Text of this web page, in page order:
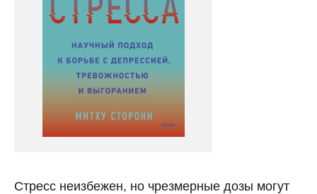
Стресс неизбежен, но чрезмерные дозы могут